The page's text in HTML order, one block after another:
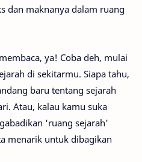
dan maknanya dalam ruang
ya! Coba deh, mulai
di sekitarmu. Siapa tahu,
baru tentang sejarah
Atau, kalau kamu suka
'ruang sejarah'
menarik untuk dibagikan